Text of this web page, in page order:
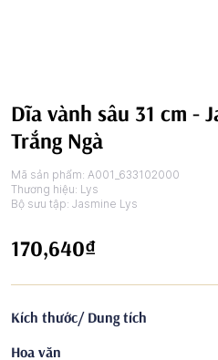
Dĩa vành sâu 31 cm -
Trắng Ngà
Mã sản phẩm: A001_633102000
Thương hiệu: Lys
Bộ sưu tập: Jasmine Lys
170,640₫
Kích thước/ Dung tích
Hoa văn